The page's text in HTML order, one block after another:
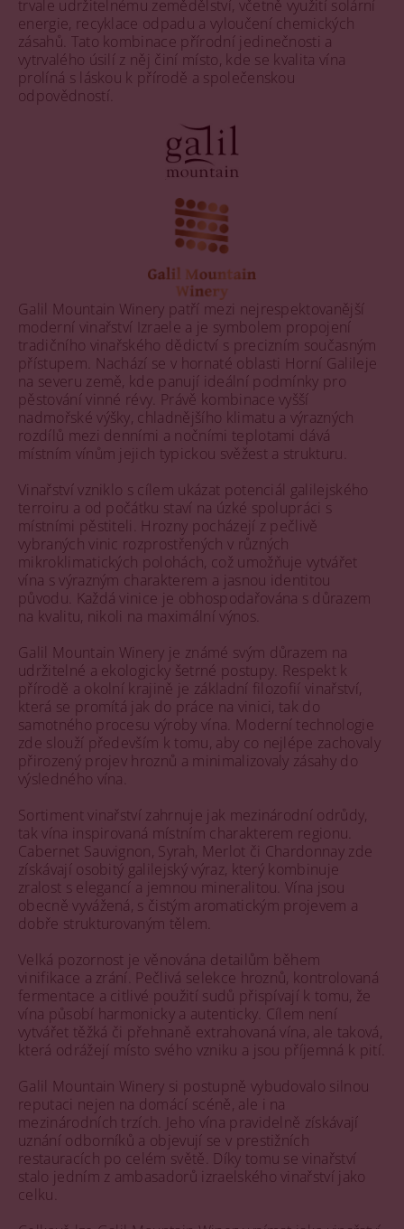
trvale udržitelnému zemědělství, včetně využití solární
energie, recyklace odpadu a vyloučení chemických
zásahů. Tato kombinace přírodní jedinečnosti a
vytrvalého úsilí z něj činí místo, kde se kvalita vína
prolíná s láskou k přírodě a společenskou
odpovědností.
Galil Mountain Winery patří mezi nejrespektovanější
moderní vinařství Izraele a je symbolem propojení
tradičního vinařského dědictví s precizním současným
přístupem. Nachází se v hornaté oblasti Horní Galileje
na severu země, kde panují ideální podmínky pro
pěstování vinné révy. Právě kombinace vyšší
nadmořské výšky, chladnějšího klimatu a výrazných
rozdílů mezi denními a nočními teplotami dává
místním vínům jejich typickou svěžest a strukturu.
Vinařství vzniklo s cílem ukázat potenciál galilejského
terroiru a od počátku staví na úzké spolupráci s
místními pěstiteli. Hrozny pocházejí z pečlivě
vybraných vinic rozprostřených v různých
mikroklimatických polohách, což umožňuje vytvářet
vína s výrazným charakterem a jasnou identitou
původu. Každá vinice je obhospodařována s důrazem
na kvalitu, nikoli na maximální výnos.
Galil Mountain Winery je známé svým důrazem na
udržitelné a ekologicky šetrné postupy. Respekt k
přírodě a okolní krajině je základní filozofií vinařství,
která se promítá jak do práce na vinici, tak do
samotného procesu výroby vína. Moderní technologie
zde slouží především k tomu, aby co nejlépe zachovaly
přirozený projev hroznů a minimalizovaly zásahy do
výsledného vína.
Sortiment vinařství zahrnuje jak mezinárodní odrůdy,
tak vína inspirovaná místním charakterem regionu.
Cabernet Sauvignon, Syrah, Merlot či Chardonnay zde
získávají osobitý galilejský výraz, který kombinuje
zralost s elegancí a jemnou mineralitou. Vína jsou
obecně vyvážená, s čistým aromatickým projevem a
dobře strukturovaným tělem.
Velká pozornost je věnována detailům během
vinifikace a zrání. Pečlivá selekce hroznů, kontrolovaná
fermentace a citlivé použití sudů přispívají k tomu, že
vína působí harmonicky a autenticky. Cílem není
vytvářet těžká či přehnaně extrahovaná vína, ale taková,
která odrážejí místo svého vzniku a jsou příjemná k pití.
Galil Mountain Winery si postupně vybudovalo silnou
reputaci nejen na domácí scéně, ale i na
mezinárodních trzích. Jeho vína pravidelně získávají
uznání odborníků a objevují se v prestižních
restauracích po celém světě. Díky tomu se vinařství
stalo jedním z ambasadorů izraelského vinařství jako
celku.